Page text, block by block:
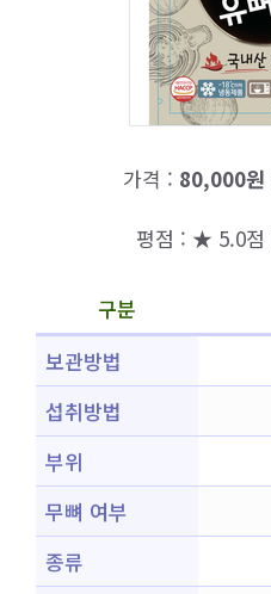
가격 : 80,000원
평점 : ★ 5.0점
구분
보관방법
섭취방법
부위
무뼈 여부
종류